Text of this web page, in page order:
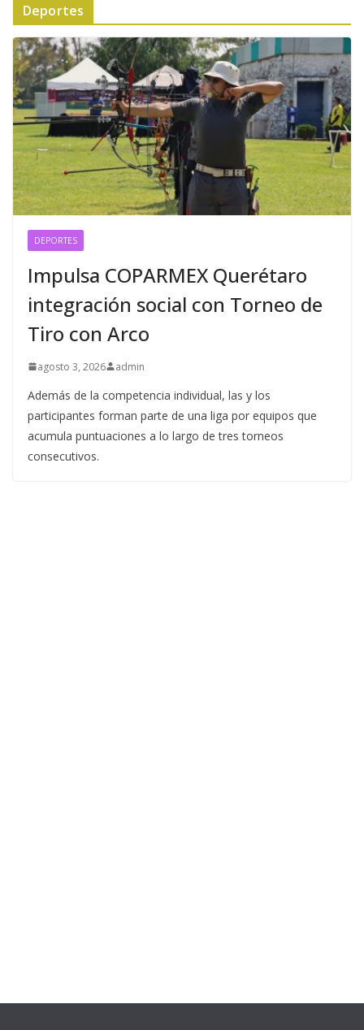
Deportes
DEPORTES
Impulsa COPARMEX Querétaro
integración social con Torneo de
Tiro con Arco
agosto 3, 2026 admin
Además de la competencia individual, las y los
participantes forman parte de una liga por equipos que
acumula puntuaciones a lo largo de tres torneos
consecutivos.